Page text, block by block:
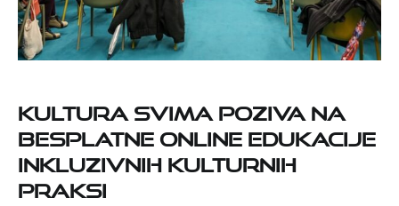
Kultura svima poziva na
besplatne online edukacije
inkluzivnih kulturnih
praksi